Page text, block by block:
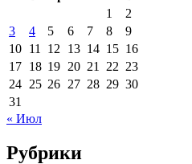
1
2
3
4 5 6 7 8
9
10 11 12 13 14 15 16
17 18 19 20 21 22 23
24 25 26 27 28 29 30
31
« Июл
Рубрики